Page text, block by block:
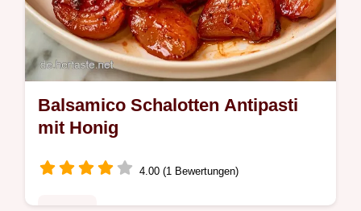
Balsamico Schalotten Antipasti
mit Honig
4.00 (1 Bewertungen)